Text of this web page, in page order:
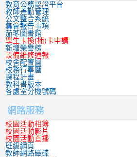
教育公務認證平台
教師差勤管理
公文整合系統
集會報告事項
茄苳圖書館
學生卡換(補)卡申請
新增榮譽榜
設備維修通報
校舍配置圖
校務行事曆
課程計畫
教科書版本
各處室分機號碼
網路服務
校園活動相簿
校園活動影片
校園活動直播
班級網頁
教師網路磁碟